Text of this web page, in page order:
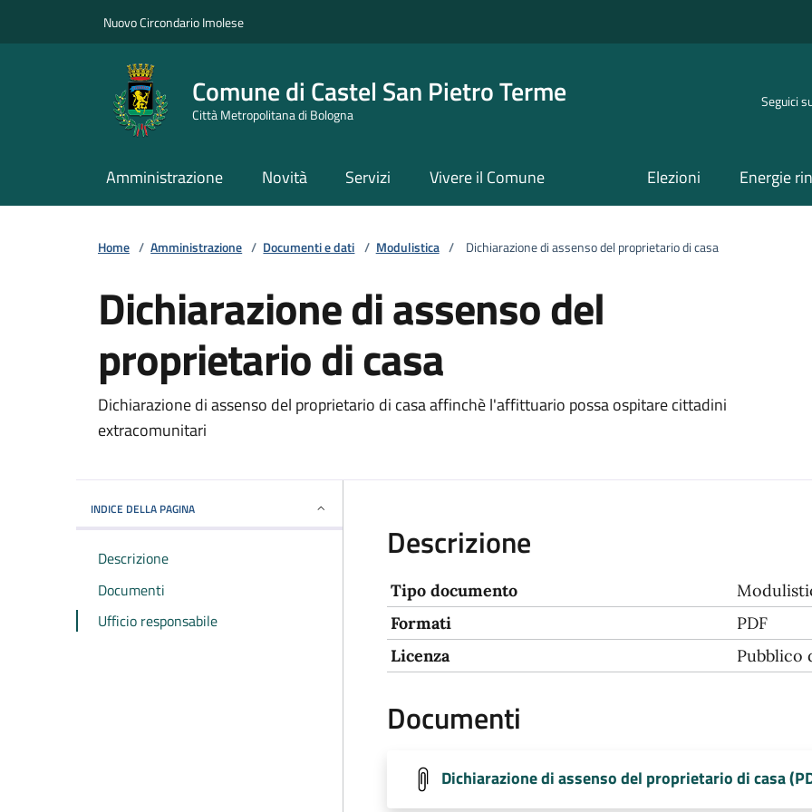
Nuovo Circondario Imolese
Comune di Castel San Pietro Terme
Città Metropolitana di Bologna
Seguici
Amministrazione Novità Servizi Vivere il Comune Elezioni Energie
Home / Amministrazione / Documenti e dati / Modulistica / Dichiarazione di assenso del proprietario di casa
Dichiarazione di assenso del
proprietario di casa
Dichiarazione di assenso del proprietario di casa affinchè l'affittuario possa ospitare cittadini
extracomunitari
INDICE DELLA PAGINA
Descrizione
Documenti
Ufficio responsabile
Descrizione
Tipo documento
Formati
PDF
Licenza
Pubblico
Documenti
Dichiarazione di assenso del proprietario di casa